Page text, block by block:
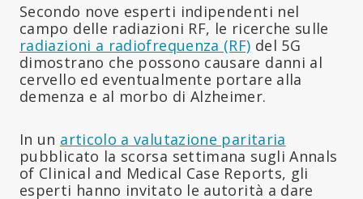
Secondo nove esperti indipendenti nel
campo delle radiazioni RF, le ricerche sulle
radiazioni a radiofrequenza (RF) del 5G
dimostrano che possono causare danni al
cervello ed eventualmente portare alla
demenza e al morbo di Alzheimer.
In un articolo a valutazione paritaria
pubblicato la scorsa settimana sugli Annals
of Clinical and Medical Case Reports, gli
esperti hanno invitato le autorità a dare